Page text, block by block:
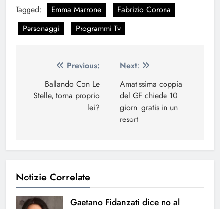
Tagged: Emma Marrone
Fabrizio Corona
Personaggi
Programmi Tv
Navigazione
articoli
Previous:
Ballando Con Le
Stelle, torna proprio
lei?
Next:
Amatissima coppia
del GF chiede 10
giorni gratis in un
resort
Notizie Correlate
Gaetano Fidanzati dice no al